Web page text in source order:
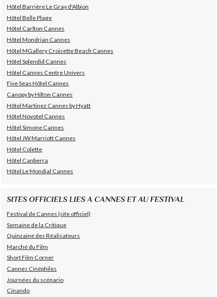
Hôtel Barrière Le Gray d'Albion
Hôtel Belle Plage
Hôtel Carlton Cannes
Hôtel Mondrian Cannes
Hôtel MGallery Croisette Beach Cannes
Hôtel Splendid Cannes
Hôtel Cannes Centre Univers
Five Seas Hôtel Cannes
Canopy by Hilton Cannes
Hôtel Martinez Cannes by Hyatt
Hôtel Novotel Cannes
Hôtel Simone Cannes
Hôtel JW Marriott Cannes
Hôtel Colette
Hôtel Canberra
Hôtel Le Mondial Cannes
SITES OFFICIELS LIES A CANNES ET AU FESTIVAL
Festival de Cannes (site officiel)
Semaine de la Critique
Quinzaine des Réalisateurs
Marché du Film
Short Film Corner
Cannes Cinéphiles
Journées du scénario
Cinando